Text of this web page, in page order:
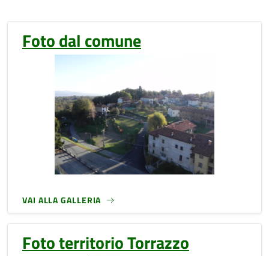
Foto dal comune
VAI ALLA GALLERIA
Foto territorio Torrazzo